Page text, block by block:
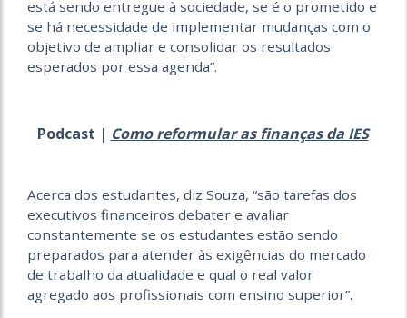
está sendo entregue à sociedade, se é o prometido e
se há necessidade de implementar mudanças com o
objetivo de ampliar e consolidar os resultados
esperados por essa agenda”.
Podcast | Como reformular as finanças da IES
Acerca dos estudantes, diz Souza, “são tarefas dos
executivos financeiros debater e avaliar
constantemente se os estudantes estão sendo
preparados para atender às exigências do mercado
de trabalho da atualidade e qual o real valor
agregado aos profissionais com ensino superior”.